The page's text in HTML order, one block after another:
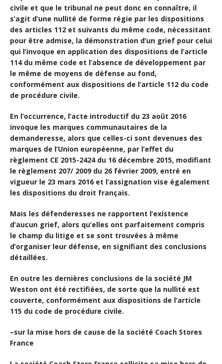
civile et que le tribunal ne peut donc en connaître, il
s’agit d’une nullité de forme régie par les dispositions
des articles 112 et suivants du même code, nécessitant
pour être admise, la démonstration d’un grief pour celui
qui l’invoque en application des dispositions de l’article
114 du même code et l’absence de développement par
le même de moyens de défense au fond,
conformément aux dispositions de l’article 112 du code
de procédure civile.
En l’occurrence, l’acte introductif du 23 août 2016
invoque les marques communautaires de la
demanderesse, alors que celles-ci sont devenues des
marques de l’Union européenne, par l’effet du
règlement CE 2015-2424 du 16 décembre 2015, modifiant
le règlement 207/ 2009 du 26 février 2009, entré en
vigueur le 23 mars 2016 et l’assignation vise également
les dispositions du droit français.
Mais les défenderesses ne rapportent l’existence
d’aucun grief, alors qu’elles ont parfaitement compris
le champ du litige et se sont trouvées à même
d’organiser leur défense, en signifiant des conclusions
détaillées.
En outre les dernières conclusions de la société JM
Weston ont été rectifiées, de sorte que la nullité est
couverte, conformément aux dispositions de l’article
115 du code de procédure civile.
–sur la mise hors de cause de la société Coach Stores
France